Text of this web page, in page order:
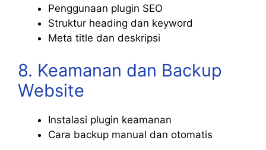
Penggunaan plugin SEO
Struktur heading dan keyword
Meta title dan deskripsi
8. Keamanan dan Backup
Website
Instalasi plugin keamanan
Cara backup manual dan otomatis